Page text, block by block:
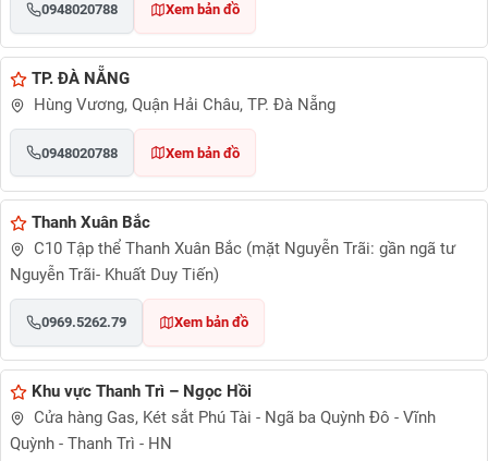
0948020788 Xem bản đồ
TP. ĐÀ NẴNG
Hùng Vương, Quận Hải Châu, TP. Đà Nẵng
0948020788 Xem bản đồ
Thanh Xuân Bắc
C10 Tập thể Thanh Xuân Bắc (mặt Nguyễn Trãi: gần ngã tư
Nguyễn Trãi- Khuất Duy Tiến)
0969.5262.79 Xem bản đồ
Khu vực Thanh Trì – Ngọc Hồi
Cửa hàng Gas, Két sắt Phú Tài - Ngã ba Quỳnh Đô - Vĩnh
Quỳnh - Thanh Trì - HN